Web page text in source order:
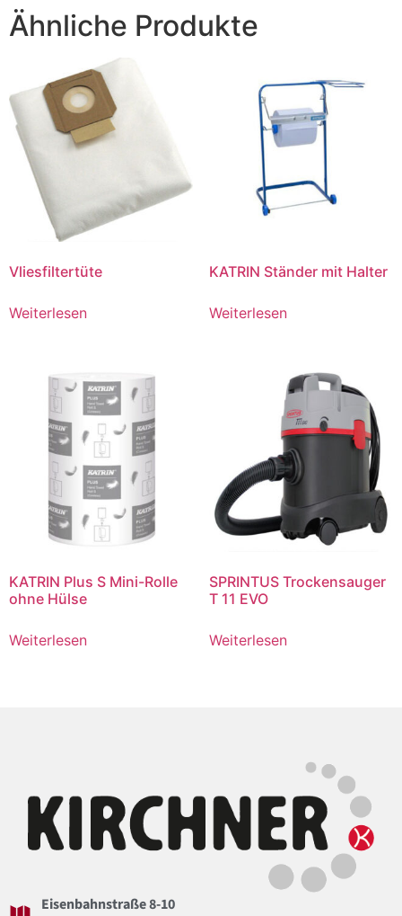
Ähnliche Produkte
Vliesfiltertüte
Weiterlesen
KATRIN Ständer mit Halter
Weiterlesen
KATRIN Plus S Mini-Rolle
ohne Hülse
Weiterlesen
SPRINTUS Trockensauger
T 11 EVO
Weiterlesen
Eisenbahnstraße 8-10